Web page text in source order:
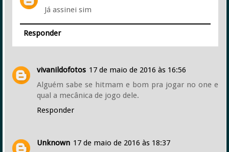
Já assinei sim
Responder
vivanildofotos 17 de maio de 2016 às 16:56
Alguém sabe se hitmam e bom pra jogar no one e
qual a mecânica de jogo dele.
Responder
Unknown 17 de maio de 2016 às 18:37